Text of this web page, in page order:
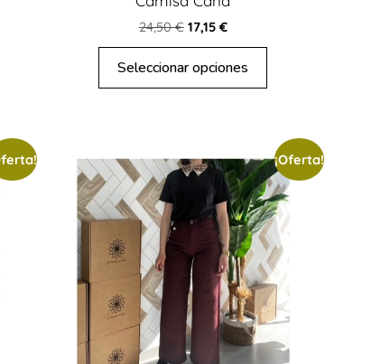
24,50€ 17,15 €
Seleccionar opciones
¡Oferta!